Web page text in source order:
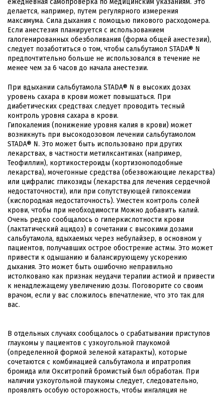
ежедневная самопроверка по медицинским указаниям. Это
делается, например, путем регулярного измерения
максимума. Сила дыхания с помощью пикового расходомера.
Если анестезия планируется с использованием
галогенированных обезболивания (форма общей анестезии),
следует позаботиться о том, чтобы сальбутамол STADA® N
предпочтительно больше не использовался в течение не
менее чем за 6 часов до начала анестезии.
При вдыхании сальбутамола STADA® N в высоких дозах
уровень сахара в крови может повышаться. При
диабетических средствах следует проводить тесный
контроль уровня сахара в крови.
Гипокалемия (понижение уровня калия в крови) может
возникнуть при высокодозовом лечении сальбутамолом
STADA® N. Это может быть использовано при других
лекарствах, в частности метилксантинах (например,
Теофиллин), кортикостероиды (кортизоноподобные
лекарства), мочегонные средства (обезвожающие лекарства)
или цифралис гликозиды (лекарства для лечения сердечной
недостаточности), или при сопутствующей гипоксемии
(кислородная недостаточность). Уместен контроль солей
крови, чтобы при необходимости Можно добавить калий.
Очень редко сообщалось о гиперкислотности крови
(лактатический ацидоз) в сочетании с высокими дозами
сальбутамола, вдыхаемых через небулайзер, в основном у
пациентов, получавших острое обострение астмы. Это может
привести к одышанию и балансирующему ускорению
дыхания. Это может быть ошибочно неправильно
истолковано как признак неудачи терапии астмой и привести
к ненадлежащему увеличению дозы. Поговорите со своим
врачом, если у вас сложилось впечатление, что это так для
вас.
В отдельных случаях сообщалось о срабатывании приступов
глаукомы у пациентов с узкоугольной глаукомой
(определенной формой зеленой катаракты), которые
сочетаются с комбинацией сальбутамола и ипратропия
бромида или Окситропий бромистый был обработан. При
наличии узкоугольной глаукомы следует, следовательно,
проявлять особую осторожность, чтобы ингаляция не